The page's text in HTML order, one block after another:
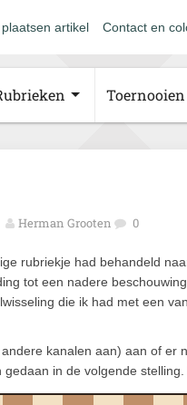
artikel Contact en
Toernooien
Herman Grooten 0
rubriekje had behandeld
tot een nadere
die ik had met een
kanalen aan) aan of er
in de volgende